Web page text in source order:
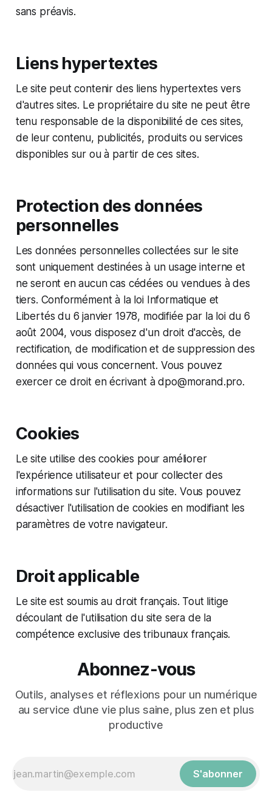
sans préavis.
Liens hypertextes
Le site peut contenir des liens hypertextes vers
d'autres sites. Le propriétaire du site ne peut être
tenu responsable de la disponibilité de ces sites,
de leur contenu, publicités, produits ou services
disponibles sur ou à partir de ces sites.
Protection des données
personnelles
Les données personnelles collectées sur le site
sont uniquement destinées à un usage interne et
ne seront en aucun cas cédées ou vendues à des
tiers. Conformément à la loi Informatique et
Libertés du 6 janvier 1978, modifiée par la loi du 6
août 2004, vous disposez d'un droit d'accès, de
rectification, de modification et de suppression des
données qui vous concernent. Vous pouvez
exercer ce droit en écrivant à dpo@morand.pro.
Cookies
Le site utilise des cookies pour améliorer
l'expérience utilisateur et pour collecter des
informations sur l'utilisation du site. Vous pouvez
désactiver l'utilisation de cookies en modifiant les
paramètres de votre navigateur.
Droit applicable
Le site est soumis au droit français. Tout litige
découlant de l'utilisation du site sera de la
compétence exclusive des tribunaux français.
Abonnez-vous
Outils, analyses et réflexions pour un numérique
au service d’une vie plus saine, plus zen et plus
productive
S'abonner